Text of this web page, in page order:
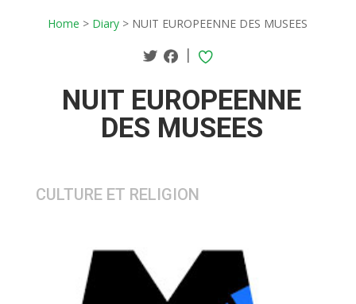
Home > Diary > NUIT EUROPEENNE DES MUSEES
|
NUIT EUROPEENNE
DES MUSEES
CULTURE ET RELIGION